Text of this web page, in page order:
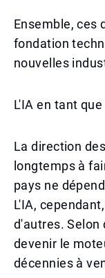
Ensemble, ces
fondation
nouvelles
L'IA en tant
La direction
longtemps à
pays ne
L'IA,
d'autres. Selon
devenir le
décennies à